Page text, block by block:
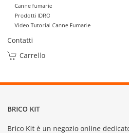
Canne fumarie
Prodotti IDRO
Video Tutorial Canne Fumarie
Contatti
Carrello
BRICO KIT
Brico Kit è un negozio online